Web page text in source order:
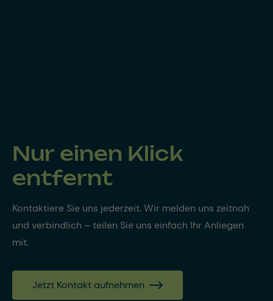
Nur einen Klick
entfernt
Kontaktiere Sie uns jederzeit. Wir melden uns zeitnah
und verbindlich – teilen Sie uns einfach Ihr Anliegen
mit.
Jetzt Kontakt aufnehmen